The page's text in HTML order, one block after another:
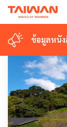
ข้อมูลหนัง
ข้อมูลหนัง